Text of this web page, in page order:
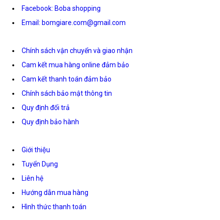
Facebook: Boba shopping
Email: bomgiare.com@gmail.com
Chính sách vận chuyển và giao nhận
Cam kết mua hàng online đảm bảo
Cam kết thanh toán đảm bảo
Chính sách bảo mật thông tin
Quy định đổi trả
Quy định bảo hành
Giới thiệu
Tuyển Dụng
Liên hệ
Hướng dẫn mua hàng
Hình thức thanh toán